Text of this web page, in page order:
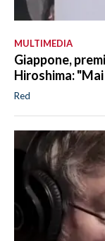
MULTIMEDIA
Giappone,
Hiroshima:
Red